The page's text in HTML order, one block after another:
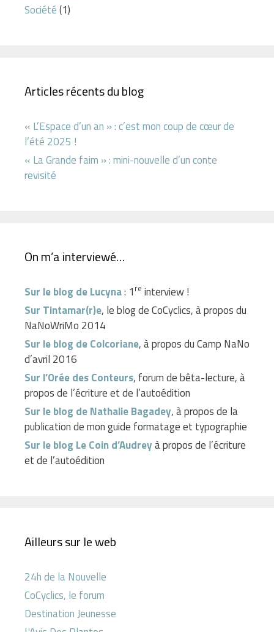
Société(1)
Articles récents du blog
« L’Espace d’un an » : c’est mon coup de cœur de
l’été 2025 !
« La Grande faim » : mini-nouvelle d’un conte
revisité
On m’a interviewé…
Sur le blog de Lucyna: 1 re interview !
Sur Tintamar(r)e, le blog de CoCyclics, à propos du
NaNoWriMo 2014
Sur le blog de Colcoriane, à propos du Camp NaNo
d’avril 2016
Sur l’Orée des Conteurs, forum de bêta-lecture, à
propos de l’écriture et de l’autoédition
Sur le blog de Nathalie Bagadey, à propos de la
publication de mon guide formatage et typographie
Sur le blog Le Coin d’Audreyà propos de l’écriture
et de l’autoédition
Ailleurs sur le web
24h de la Nouvelle
CoCyclics, le forum
Destination Jeunesse